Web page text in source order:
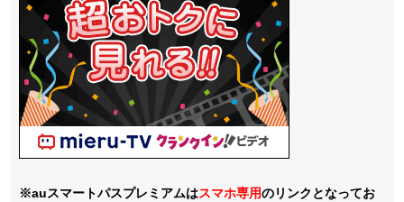
※auスマートパスプレミアムはスマホ専用のリンクとなってお